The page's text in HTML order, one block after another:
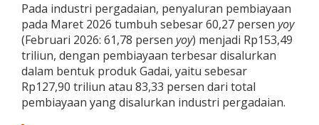
Pada industri pergadaian, penyaluran pembiayaan
pada Maret 2026 tumbuh sebesar 60,27 persen yoy
(Februari 2026: 61,78 persen yoy) menjadi Rp153,49
triliun, dengan pembiayaan terbesar disalurkan
dalam bentuk produk Gadai, yaitu sebesar
Rp127,90 triliun atau 83,33 persen dari total
pembiayaan yang disalurkan industri pergadaian.